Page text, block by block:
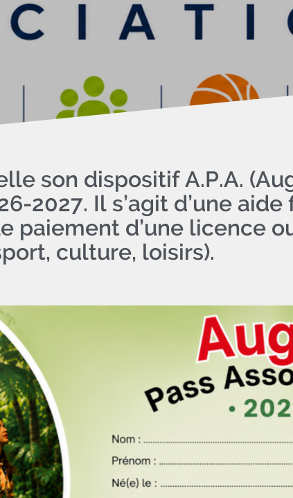
son dispositif A.P.A.
2027. Il s’agit d’une
paiement d’une licence
culture, loisirs).